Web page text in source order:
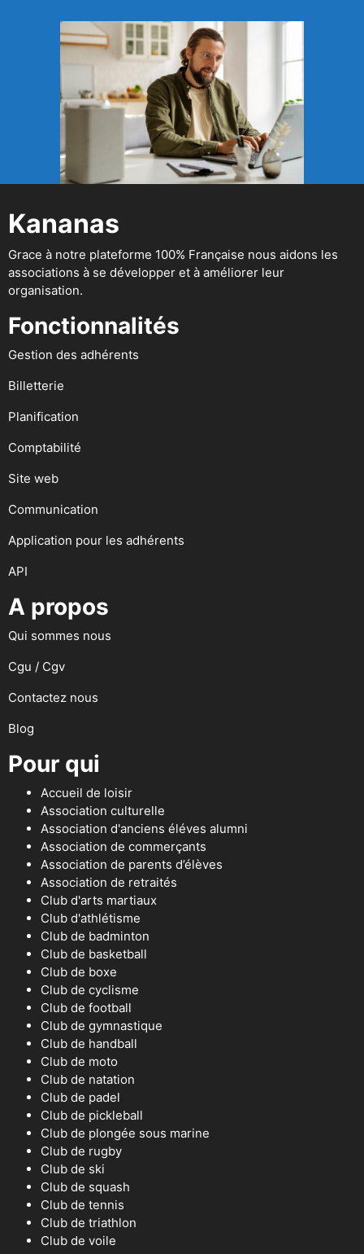
Kananas
Grace à notre plateforme 100% Française nous aidons les
associations à se développer et à améliorer leur
organisation.
Fonctionnalités
Gestion des adhérents
Billetterie
Planification
Comptabilité
Site web
Communication
Application pour les adhérents
API
A propos
Qui sommes nous
Cgu / Cgv
Contactez nous
Blog
Pour qui
Accueil de loisir
Association culturelle
Association d'anciens éléves alumni
Association de commerçants
Association de parents d’élèves
Association de retraités
Club d'arts martiaux
Club d'athlétisme
Club de badminton
Club de basketball
Club de boxe
Club de cyclisme
Club de football
Club de gymnastique
Club de handball
Club de moto
Club de natation
Club de padel
Club de pickleball
Club de plongée sous marine
Club de rugby
Club de ski
Club de squash
Club de tennis
Club de triathlon
Club de voile